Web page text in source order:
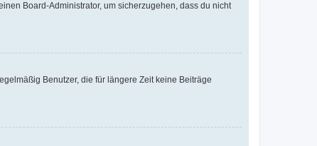
Board-Administrator, um sicherzugehen, dass du nicht
Benutzer, die für längere Zeit keine Beiträge